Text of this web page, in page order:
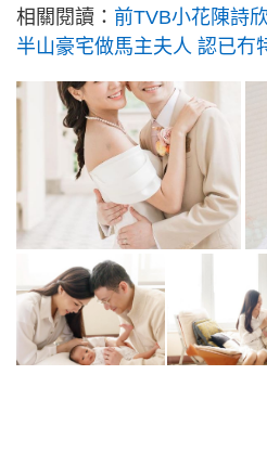
相關閱讀： 前TVB小花陳詩
半山豪宅做馬主夫人 認已冇